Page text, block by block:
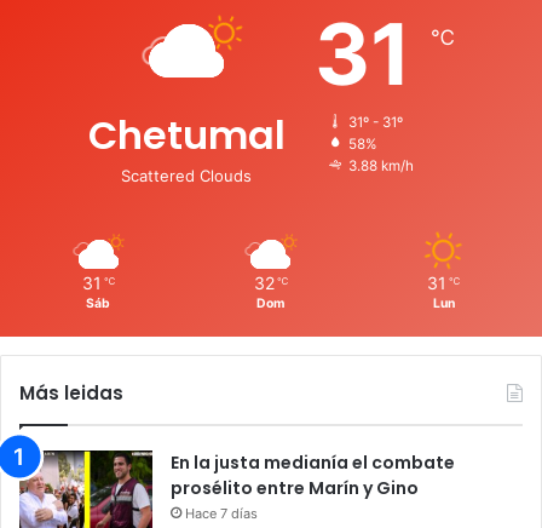
Chetumal
Scattered Clouds
31 ℃
31º - 31º
58%
3.88 km/h
31 ℃
Sáb
32 ℃
Dom
31 ℃
Lun
Más leidas
En la justa medianía el combate
prosélito entre Marín y Gino
Hace 7 días